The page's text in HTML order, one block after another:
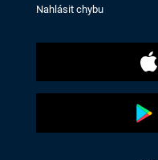
Nahlásit chybu